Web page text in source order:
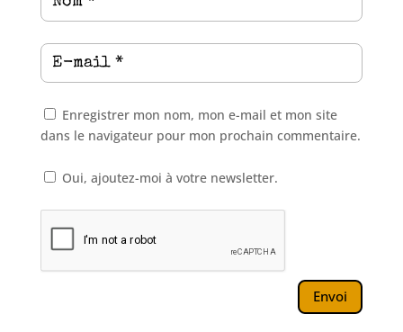
Enregistrer mon nom, mon e-mail et mon site
dans le navigateur pour mon prochain commentaire.
Oui, ajoutez-moi à votre newsletter.
Envoi